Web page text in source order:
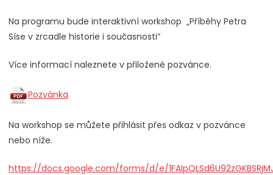
Na programu bude interaktivní workshop „Příběhy Petra
Síse v zrcadle historie i současnosti“
Více informací naleznete v přiložené pozvánce.
Pozvánka
Na workshop se můžete přihlásit přes odkaz v pozvánce
nebo níže.
https://docs.google.com/forms/d/e/